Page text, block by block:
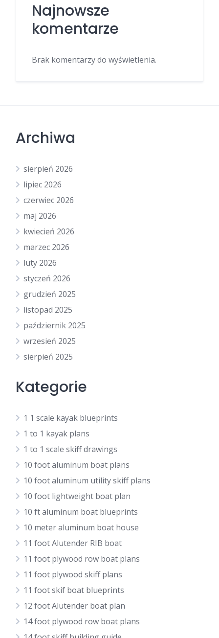
Najnowsze
komentarze
Brak komentarzy do wyświetlenia.
Archiwa
sierpień 2026
lipiec 2026
czerwiec 2026
maj 2026
kwiecień 2026
marzec 2026
luty 2026
styczeń 2026
grudzień 2025
listopad 2025
październik 2025
wrzesień 2025
sierpień 2025
Kategorie
1 1 scale kayak blueprints
1 to 1 kayak plans
1 to 1 scale skiff drawings
10 foot aluminum boat plans
10 foot aluminum utility skiff plans
10 foot lightweight boat plan
10 ft aluminum boat blueprints
10 meter aluminum boat house
11 foot Alutender RIB boat
11 foot plywood row boat plans
11 foot plywood skiff plans
11 foot skif boat blueprints
12 foot Alutender boat plan
14 foot plywood row boat plans